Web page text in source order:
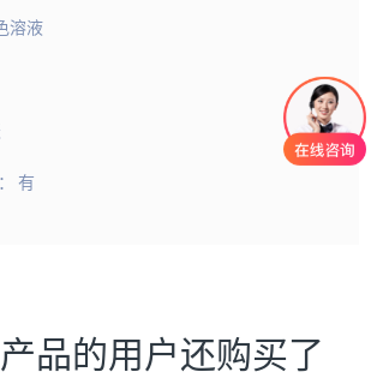
溶液
： 有
品的用户还购买了